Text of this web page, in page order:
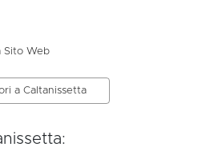
Sito Web
a Caltanissetta